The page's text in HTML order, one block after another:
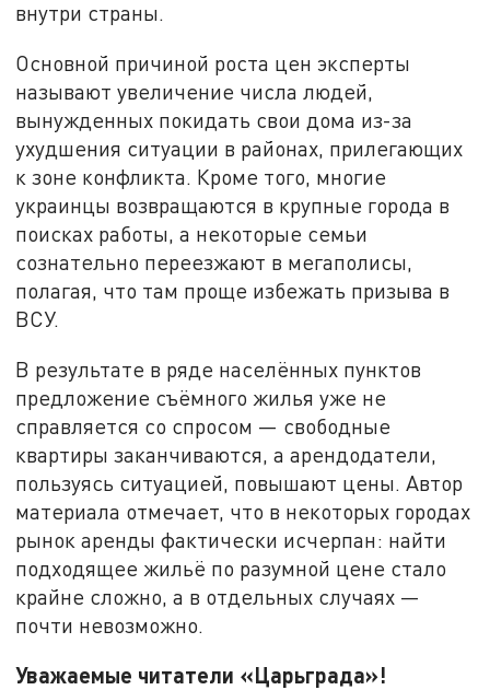
внутри страны.
Основной причиной роста цен эксперты
называют увеличение числа людей,
вынужденных покидать свои дома из-за
ухудшения ситуации в районах, прилегающих
к зоне конфликта. Кроме того, многие
украинцы возвращаются в крупные города в
поисках работы, а некоторые семьи
сознательно переезжают в мегаполисы,
полагая, что там проще избежать призыва в
ВСУ.
В результате в ряде населённых пунктов
предложение съёмного жилья уже не
справляется со спросом — свободные
квартиры заканчиваются, а арендодатели,
пользуясь ситуацией, повышают цены. Автор
материала отмечает, что в некоторых городах
рынок аренды фактически исчерпан: найти
подходящее жильё по разумной цене стало
крайне сложно, а в отдельных случаях —
почти невозможно.
Уважаемые читатели «Царьграда»!